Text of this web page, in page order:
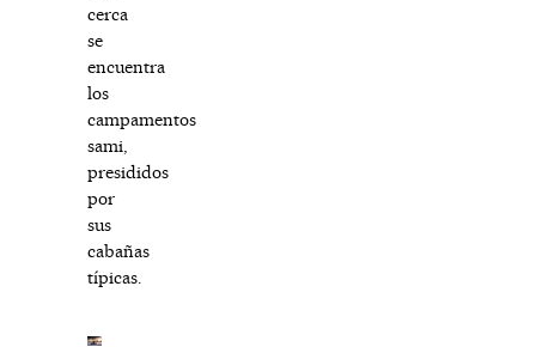
cerca
se
encuentra
los
campamentos
sami,
presididos
por
sus
cabañas
típicas.